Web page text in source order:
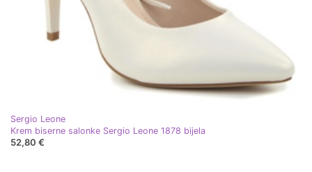
Sergio Leone
Krem biserne salonke Sergio Leone 1878 bijela
52,80 €